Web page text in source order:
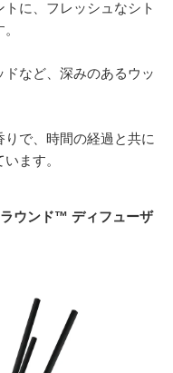
に、フレッシュなシト
など、深みのあるウッ
で、時間の経過と共に
ます。
ウンド™ ディフューザ